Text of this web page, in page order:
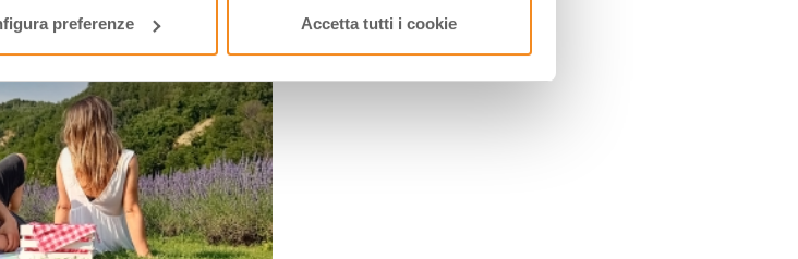
preferenze Accetta tutti i cookie